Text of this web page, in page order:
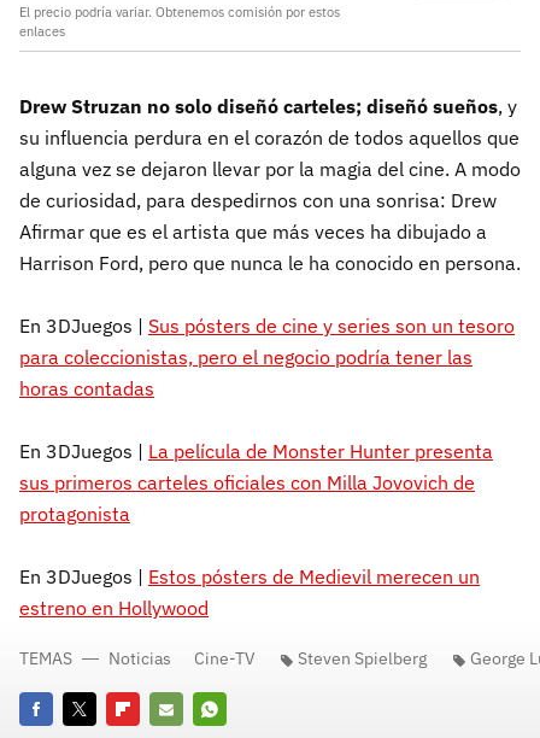
El precio podría variar. Obtenemos comisión por estos
enlaces
Drew Struzan no solo diseñó carteles; diseñó sueños, y
su influencia perdura en el corazón de todos aquellos que
alguna vez se dejaron llevar por la magia del cine. A modo
de curiosidad, para despedirnos con una sonrisa: Drew
Afirmar que es el artista que más veces ha dibujado a
Harrison Ford, pero que nunca le ha conocido en persona.
En 3DJuegos | Sus pósters de cine y series son un tesoro
para coleccionistas, pero el negocio podría tener las
horas contadas
En 3DJuegos | La película de Monster Hunter presenta
sus primeros carteles oficiales con Milla Jovovich de
protagonista
En 3DJuegos | Estos pósters de Medievil merecen un
estreno en Hollywood
TEMAS Noticias Cine-TV Steven Spielberg George